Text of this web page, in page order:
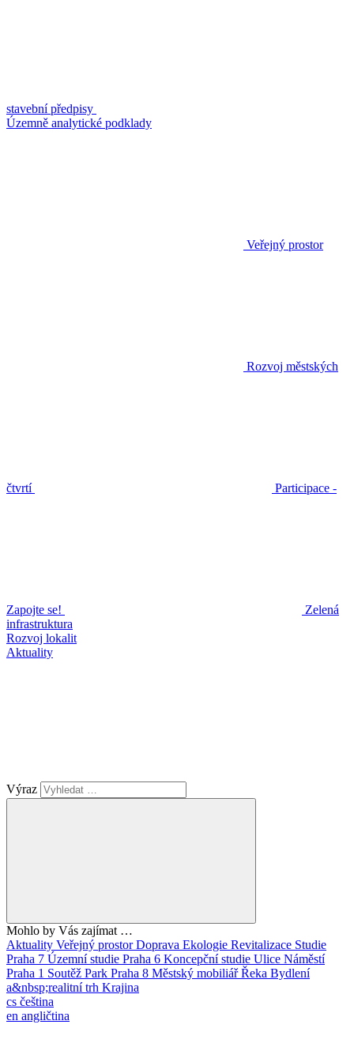
stavební předpisy
Územně analytické podklady
Veřejný prostor
Rozvoj městských
čtvrtí Participace -
Zapojte se!
Zelená
infrastruktura
Rozvoj lokalit
Aktuality
Výraz
Mohlo by Vás zajímat …
Aktuality Veřejný prostorDoprava Ekologie Revitalizace Studie
Praha 7 Územní studie Praha 6 Koncepční studie Ulice Náměstí
Praha 1 Soutěž Park Praha 8 Městský mobiliářŘeka Bydlení
a&nbsp;realitní trh Krajina
cs čeština
en angličtina